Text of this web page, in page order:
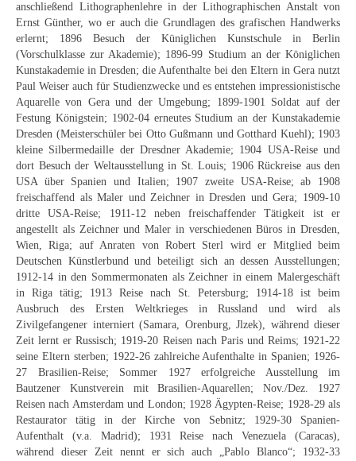
Abstraktion
Industrie & Arbeit
Mediterrane Landschaft
Norddeutsche Landschaften
Süddeutsche Landschaft
Selbstbildnisse
Stillleben
Neues
Tägliche Dosis Kunst
Themenflyer
Themenflyer: Trügerische Idyllen
Themenflyer: Buch und Schrift in der Kunst
Themenflyer: Sehnsucht Süden
Themenflyer: Walter Becker
anschließend Lithographenlehre in der Lithographischen Anstalt von
Ernst Günther, wo er auch die Grundlagen des grafischen Handwerks
erlernt; 1896 Besuch der Küniglichen Kunstschule in Berlin
(Vorschulklasse zur Akademie); 1896-99 Studium an der Königlichen
Kunstakademie in Dresden; die Aufenthalte bei den Eltern in Gera nutzt
Paul Weiser auch für Studienzwecke und es entstehen impressionistische
Aquarelle von Gera und der Umgebung; 1899-1901 Soldat auf der
Festung Königstein; 1902-04 erneutes Studium an der Kunstakademie
Dresden (Meisterschüler bei Otto Gußmann und Gotthard Kuehl); 1903
kleine Silbermedaille der Dresdner Akademie; 1904 USA-Reise und
dort Besuch der Weltausstellung in St. Louis; 1906 Rückreise aus den
USA über Spanien und Italien; 1907 zweite USA-Reise; ab 1908
freischaffend als Maler und Zeichner in Dresden und Gera; 1909-10
dritte USA-Reise; 1911-12 neben freischaffender Tätigkeit ist er
angestellt als Zeichner und Maler in verschiedenen Büros in Dresden,
Wien, Riga; auf Anraten von Robert Sterl wird er Mitglied beim
Deutschen Künstlerbund und beteiligt sich an dessen Ausstellungen;
1912-14 in den Sommermonaten als Zeichner in einem Malergeschäft
in Riga tätig; 1913 Reise nach St. Petersburg; 1914-18 ist beim
Ausbruch des Ersten Weltkrieges in Russland und wird als
Zivilgefangener interniert (Samara, Orenburg, Jlzek), während dieser
Zeit lernt er Russisch; 1919-20 Reisen nach Paris und Reims; 1921-22
seine Eltern sterben; 1922-26 zahlreiche Aufenthalte in Spanien; 1926-
27 Brasilien-Reise; Sommer 1927 erfolgreiche Ausstellung im
Bautzener Kunstverein mit Brasilien-Aquarellen; Nov./Dez. 1927
Reisen nach Amsterdam und London; 1928 Ägypten-Reise; 1928-29 als
Restaurator tätig in der Kirche von Sebnitz; 1929-30 Spanien-
Aufenthalt (v.a. Madrid); 1931 Reise nach Venezuela (Caracas),
während dieser Zeit nennt er sich auch „Pablo Blanco“; 1932-33